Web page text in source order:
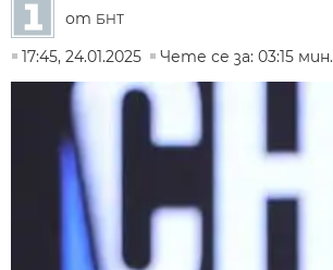
от БНТ
17:45, 24.01.2025
Чете се за: 03:15 мин.